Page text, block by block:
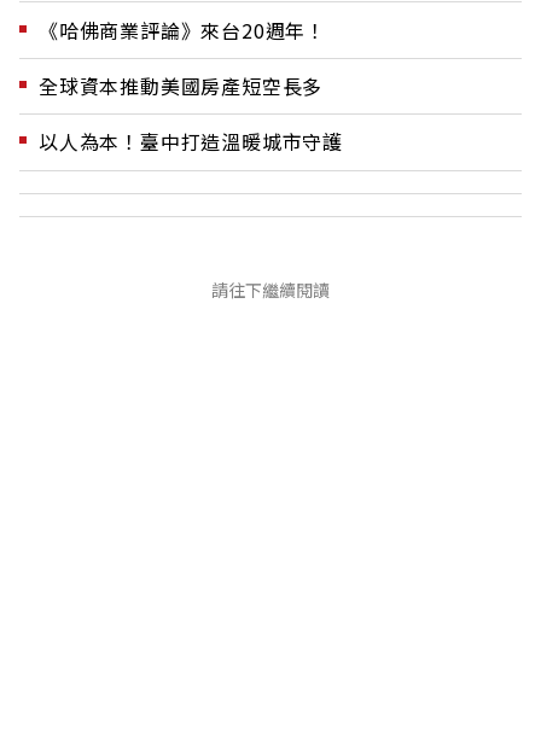
《哈佛商業評論》來台20週年！
全球資本推動美國房產短空長多
以人為本！臺中打造溫暖城市守護
請往下繼續閱讀